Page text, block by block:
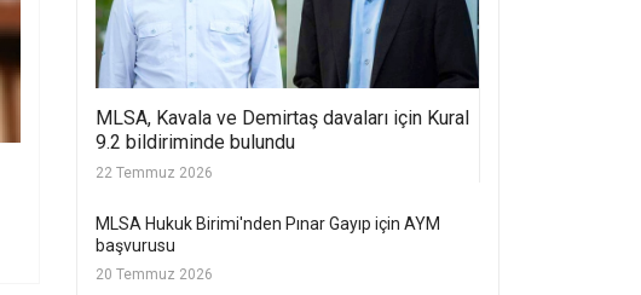
MLSA, Kavala ve Demirtaş davaları için Kural
9.2 bildiriminde bulundu
22 Temmuz 2026
MLSA Hukuk Birimi'nden Pınar Gayıp için AYM
başvurusu
20 Temmuz 2026